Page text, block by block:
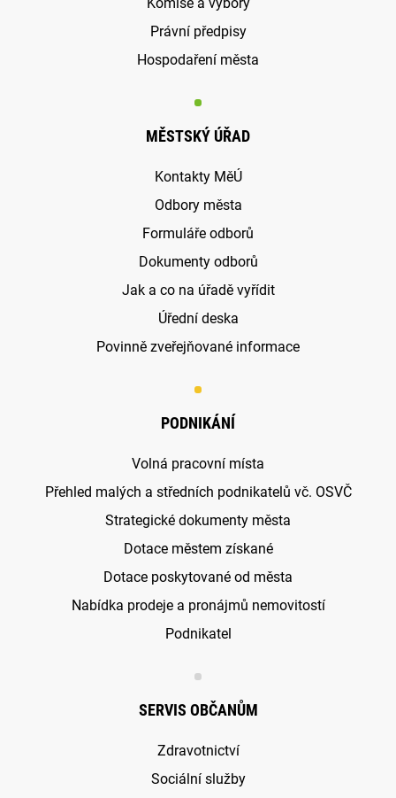
Právní předpisy
Hospodaření města
MĚSTSKÝ ÚŘAD
Kontakty MěÚ
Odbory města
Formuláře odborů
Dokumenty odborů
Jak a co na úřadě vyřídit
Úřední deska
Povinně zveřejňované informace
PODNIKÁNÍ
Volná pracovní místa
Přehled malých a středních podnikatelů vč. OSVČ
Strategické dokumenty města
Dotace městem získané
Dotace poskytované od města
Nabídka prodeje a pronájmů nemovitostí
Podnikatel
SERVIS OBČANŮM
Zdravotnictví
Sociální služby